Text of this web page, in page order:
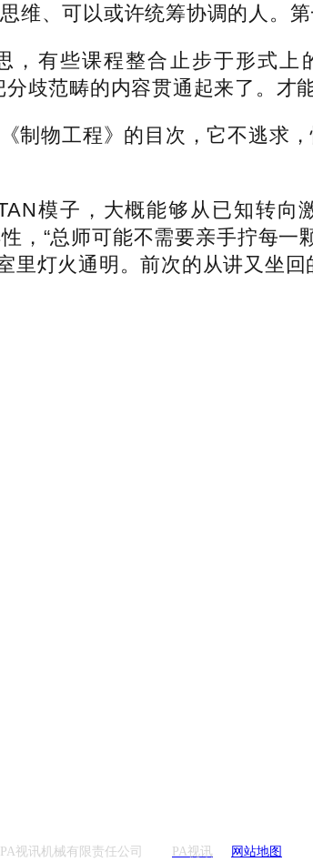
维、可以或许统筹协调的人。第
有些课程整合止步于形式上
歧范畴的内容贯通起来了。才
物工程》的目次，它不逃求，
模子，大概能够从已知转向
“总师可能不需要亲手拧每一
灯火通明。前次的从讲又坐
视讯机械有限责任公司 PA视讯 网站地图